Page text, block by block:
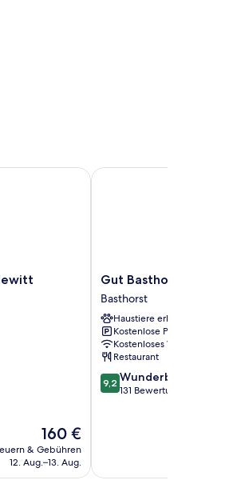
Der
Preis
beträgt
160 €
& Gebühren
12. Aug.–13. Aug.
Gut
Basthorst
Basthorst
Gut Basthorst
Basthorst
Haustiere erlaubt
Kostenlose Parkplätze
Kostenloses WLAN
Restaurant
9.2
von
9,2 Wunderbar
131 Bewertungen
Gut Basthorst